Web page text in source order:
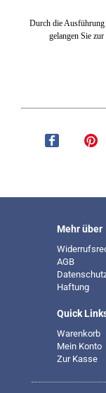
Durch die Ausführung
gelangen Sie zur
Mehr über
AGB
Haftung .
Quick
Warenkorb
Mein Konto
Zur Kasse